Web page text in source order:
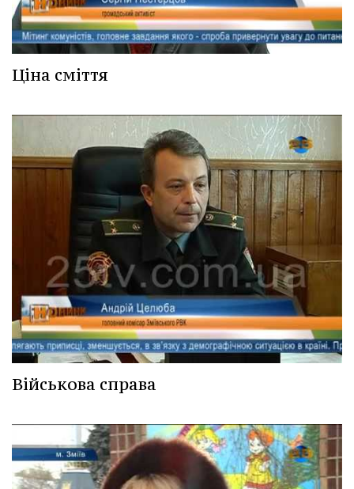
Ціна сміття
Військова справа